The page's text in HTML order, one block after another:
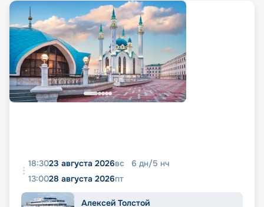
18:3023 августа 2026вс 6 дн/5 нч
13:0028 августа 2026пт
Алексей Толстой